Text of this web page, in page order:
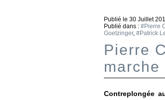
Publié le 30 Juillet
Publié dans : #Pierre
Goetzinger, #Patrick
Pierre
Contreplongée